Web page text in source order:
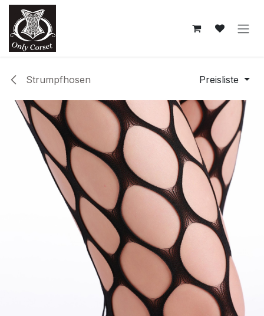
Zum Inhalt springen
Strumpfhosen Preisliste